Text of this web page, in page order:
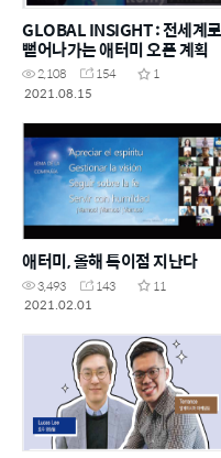
GLOBAL INSIGHT : 전세계로
뻗어나가는 애터미 오픈 계획
2,108 154
1
2021.08.15
애터미, 올해 특이점 지난다
3,493 143
11
2021.02.01